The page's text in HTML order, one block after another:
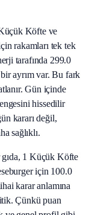
Küçük Köfte ve
rakamları tek tek
tarafında 299.0
ayrım var. Bu fark
Gün içinde
hissedilir
kararı değil,
sağlıklı.
gıda, 1 Küçük Köfte
için 100.0
karar anlamına
Çünkü puan